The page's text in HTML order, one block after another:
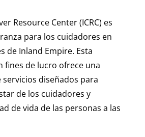
Resource Center (ICRC) es
para los cuidadores en
de Inland Empire. Esta
fines de lucro ofrece una
servicios diseñados para
de los cuidadores y
de vida de las personas a las